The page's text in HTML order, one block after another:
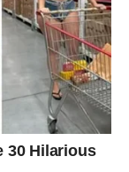
za pečenje.
sezamom ili
i pecite dok ne